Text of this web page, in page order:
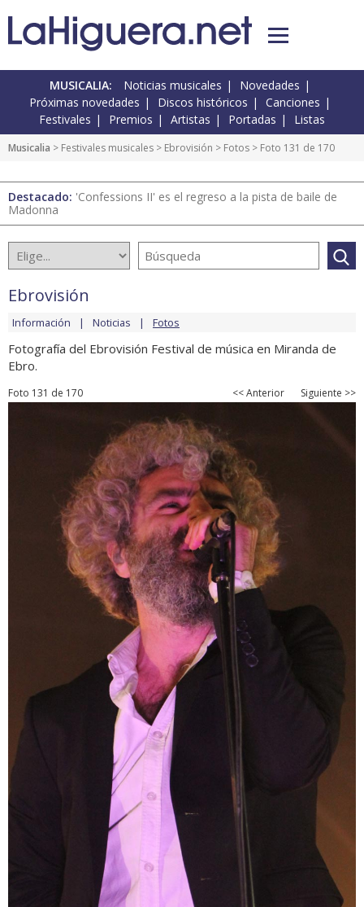
MUSICALIA: Noticias musicales
Novedades
Próximas novedades
Discos históricos
Canciones
Festivales
Premios Artistas Portadas Listas
Musicalia > Festivales musicales > Ebrovisión > Fotos > Foto 131 de 170
Destacado: 'Confessions II' es el regreso a la pista de baile de
Madonna
Ebrovisión
Información Noticias Fotos
Fotografía del Ebrovisión Festival de música en Miranda de
Ebro.
Foto 131 de 170 << Anterior Siguiente >>